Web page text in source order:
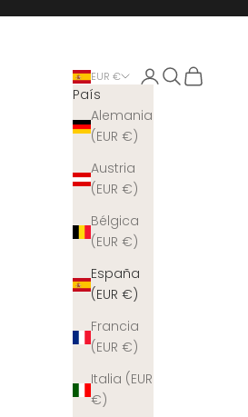
EUR €
País
Alemania
(EUR €)
Austria
(EUR €)
Bélgica
(EUR €)
España
(EUR €)
Francia
(EUR €)
Italia (EUR
€)
Iniciar sesión
Buscar
Cesta